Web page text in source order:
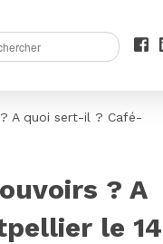
A quoi sert-il ? Café-
? A
le 14